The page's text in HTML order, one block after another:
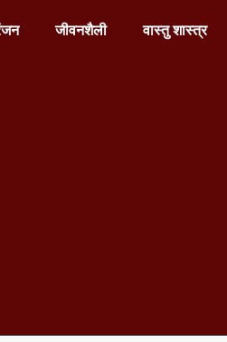
जीवनशैली वास्तु शास्त्र